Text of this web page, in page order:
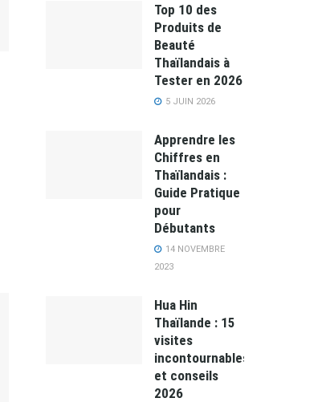
Top 10 des
Produits de
Beauté
Thaïlandais à
Tester en 2026
5 JUIN 2026
Apprendre les
Chiffres en
Thaïlandais :
Guide Pratique
pour
Débutants
14 NOVEMBRE
2023
Hua Hin
Thaïlande : 15
visites
incontournables
et conseils
2026